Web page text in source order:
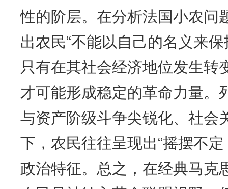
性的阶层。在分析法国小农问
出农民“不能以自己的名义来
只有在其社会经济地位发生转
才可能形成稳定的革命力量。
与资产阶级斗争尖锐化、社会
下，农民往往呈现出“摇摆不
政治特征。总之，在经典马克